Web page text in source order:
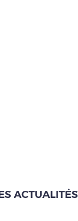
ACTUALITÉS